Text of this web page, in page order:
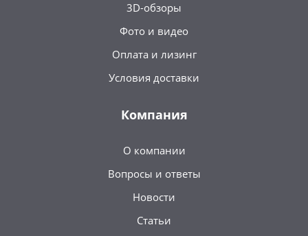
3D-обзоры
Фото и видео
Оплата и лизинг
Условия доставки
Компания
О компании
Вопросы и ответы
Новости
Статьи